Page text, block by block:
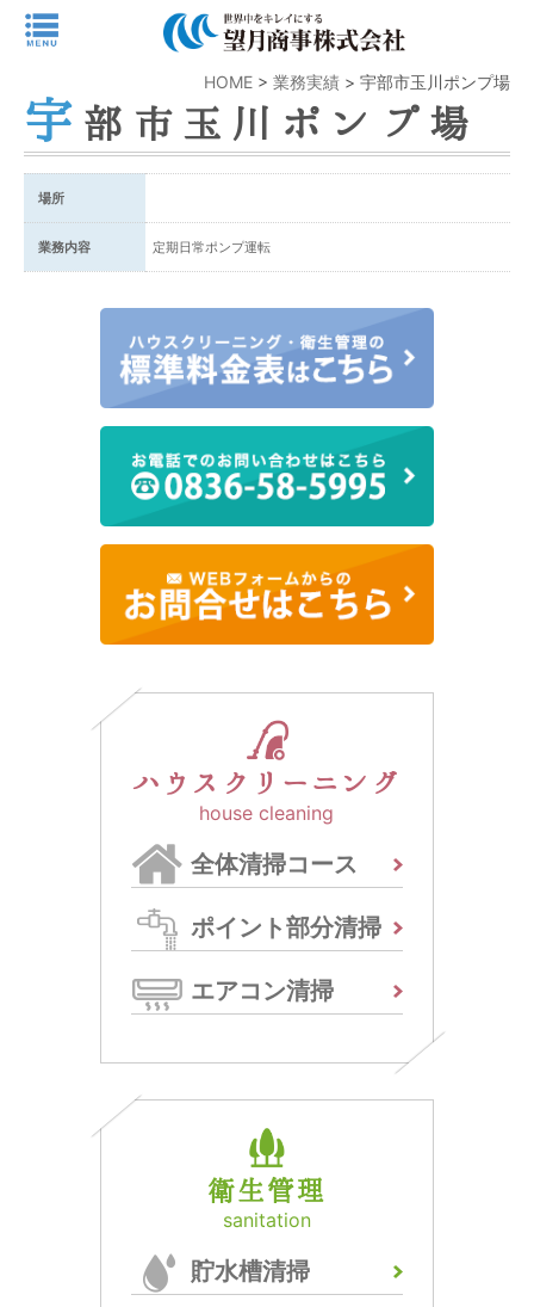
HOME >業務実績 >宇部市玉川ポンプ場
宇 部市玉川ポンプ場
場所
業務内容 定期日常ポンプ運転
ハウスクリーニング
house cleaning
全体清掃コース
ポイント部分清掃
エアコン清掃
衛生管理
sanitation
貯水槽清掃